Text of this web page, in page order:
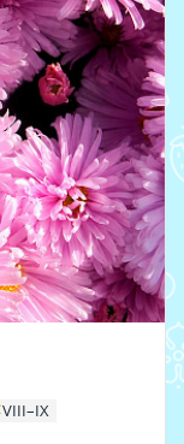
VIII–IX